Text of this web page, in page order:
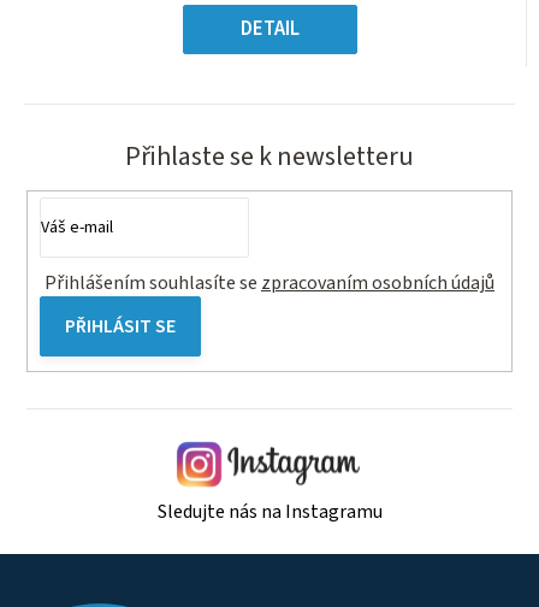
5
hvězdiček.
DETAIL
Přihlaste se k newsletteru
Přihlášením souhlasíte sezpracovaním osobních údajů
PŘIHLÁSIT SE
Sledujte nás na Instagramu